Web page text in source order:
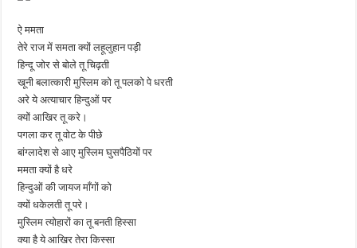
ऐ ममता
तेरे राज में समता क्यों लहूलुहान पड़ी
हिन्दू जोर से बोले तू चिढ़ती
खूनी बलात्कारी मुस्लिम को तू पलको पे धरती
अरे ये अत्याचार हिन्दुओं पर
क्यों आखिर तू करे।
पगला कर तू वोट के पीछे
बांग्लादेश से आए मुस्लिम घुसपैठियों पर
ममता क्यों है धरे
हिन्दुओं की जायज माँगों को
क्यों धकेलती तू परे।
मुस्लिम त्योहारों का तू बनती हिस्सा
क्या है ये आखिर तेरा किस्सा